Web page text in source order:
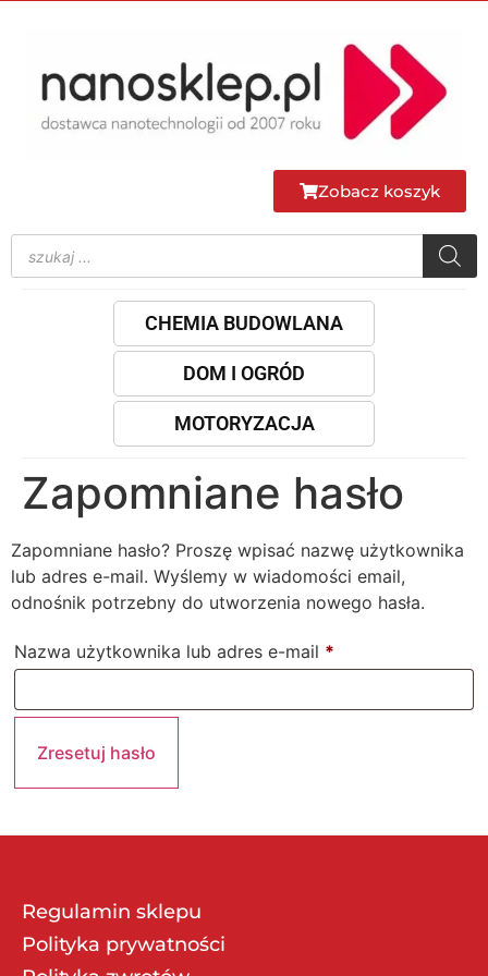
Zobacz koszyk
CHEMIA BUDOWLANA
DOM I OGRÓD
MOTORYZACJA
Zapomniane hasło
Zapomniane hasło? Proszę wpisać nazwę użytkownika
lub adres e-mail. Wyślemy w wiadomości email,
odnośnik potrzebny do utworzenia nowego hasła.
Nazwa użytkownika lub adres e-mail *
Zresetuj hasło
Regulamin sklepu
Polityka prywatności